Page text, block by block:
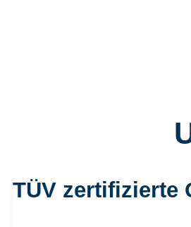
TÜV zertifizierte